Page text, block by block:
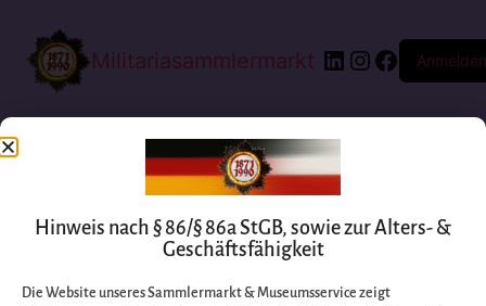
Militariasammlermarkt Anmelden
Hinweis nach § 86/§ 86a StGB, sowie zur Alters- &
Geschäftsfähigkeit
Die Website unseres Sammlermarkt & Museumsservice zeigt